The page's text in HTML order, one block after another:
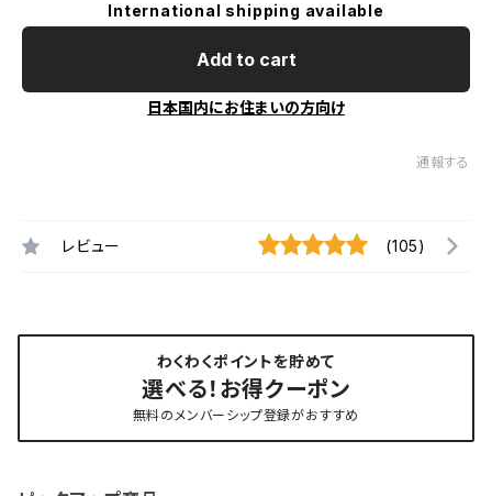
International shipping available
Add to cart
日本国内にお住まいの方向け
通報する
レビュー (105)
わくわくポイントを貯めて
選べる！お得クーポン
無料のメンバーシップ登録がおすすめ